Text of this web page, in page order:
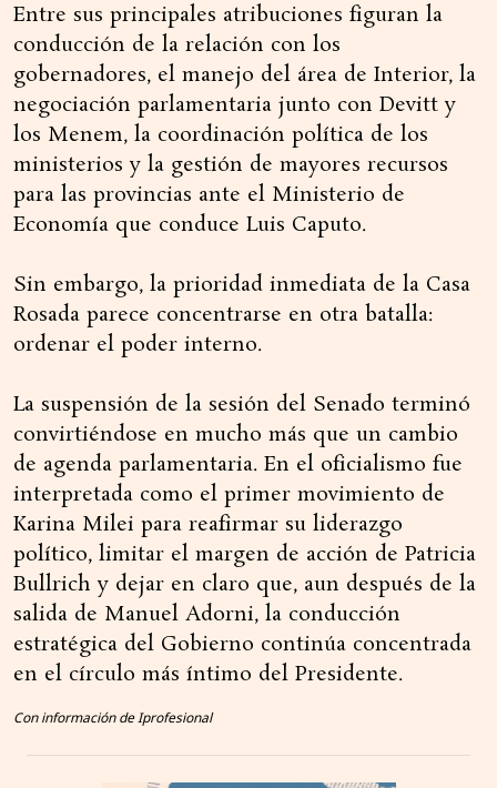
Entre sus principales atribuciones figuran la
conducción de la relación con los
gobernadores, el manejo del área de Interior, la
negociación parlamentaria junto con Devitt y
los Menem, la coordinación política de los
ministerios y la gestión de mayores recursos
para las provincias ante el Ministerio de
Economía que conduce Luis Caputo.
Sin embargo, la prioridad inmediata de la Casa
Rosada parece concentrarse en otra batalla:
ordenar el poder interno.
La suspensión de la sesión del Senado terminó
convirtiéndose en mucho más que un cambio
de agenda parlamentaria. En el oficialismo fue
interpretada como el primer movimiento de
Karina Milei para reafirmar su liderazgo
político, limitar el margen de acción de Patricia
Bullrich y dejar en claro que, aun después de la
salida de Manuel Adorni, la conducción
estratégica del Gobierno continúa concentrada
en el círculo más íntimo del Presidente.
Con información de Iprofesional